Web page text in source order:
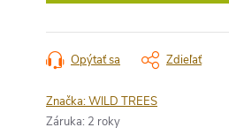
Opýtať sa Zdieľať
Značka:WILD TREES
Záruka: 2 roky